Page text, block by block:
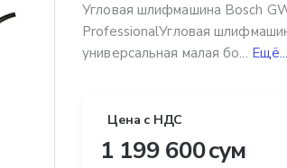
Угловая шлифмашина Bosch
ProfessionalУгловая
универсальная малая бо... Ещё...
Цена с НДС
1 199 600 сум